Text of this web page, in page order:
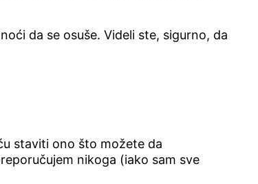
da se osuše. Videli ste, sigurno, da
staviti ono što možete da
nikoga (iako sam sve